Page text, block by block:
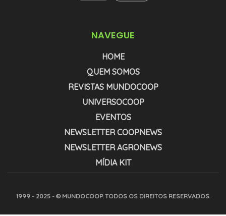
NAVEGUE
HOME
QUEM SOMOS
REVISTAS MUNDOCOOP
UNIVERSOCOOP
EVENTOS
NEWSLETTER COOPNEWS
NEWSLETTER AGRONEWS
MÍDIA KIT
1999 - 2025 - © MUNDOCOOP. TODOS OS DIREITOS RESERVADOS.